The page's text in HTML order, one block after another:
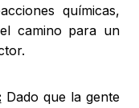
químicas,
camino para un
Dado que la gente